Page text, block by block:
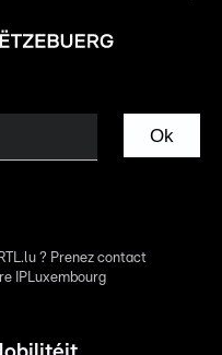
Ok
? Prenez contact
IPLuxembourg